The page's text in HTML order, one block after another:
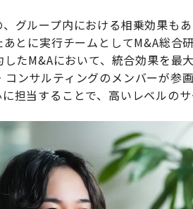
グループ内における相乗効果も
とに実行チームとしてM&A総合
たM&Aにおいて、統合効果を
ンサルティングのメンバーが参
担当することで、高いレベルのサ